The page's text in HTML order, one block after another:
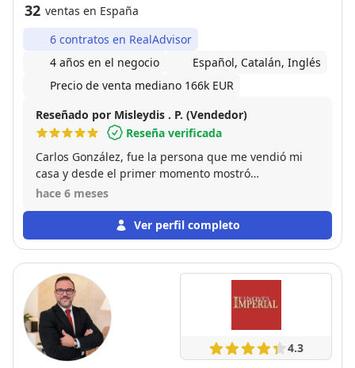
32 ventas en España
6 contratos en RealAdvisor
4 años en el negocio
Español, Catalán, Inglés
Precio de venta mediano 166k EUR
Reseñado por Misleydis . P. (Vendedor)
Reseña verificada
Carlos González, fue la persona que me vendió mi
casa y desde el primer momento mostró
profesionalismo, transparencia y un trato muy
dudas, acompañarme en cada paso del proceso y
asegurarse de que todo saliera bien, me sentí muy
Gracias a su compromiso y dedicación, la
experiencia fue mucho más sencilla y agradable de
lo que esperaba estoy completamente satisfecha con
su trabajo y sin duda lo recomiendo
hace 6 meses
Ver perfil completo
4.3